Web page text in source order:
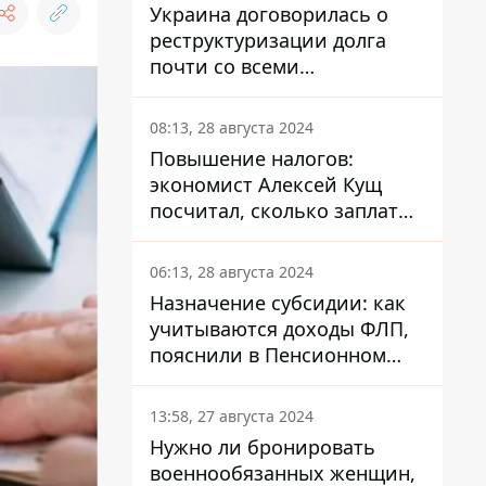
Украина договорилась о
реструктуризации долга
почти со всеми
держателями
еврооблигаций: что это
значит для страны
08:13, 28 августа 2024
Повышение налогов:
экономист Алексей Кущ
посчитал, сколько заплатит
каждый украинец
06:13, 28 августа 2024
Назначение субсидии: как
учитываются доходы ФЛП,
пояснили в Пенсионном
фонде
13:58, 27 августа 2024
Нужно ли бронировать
военнообязанных женщин,